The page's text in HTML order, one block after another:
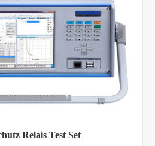
Relais Test Set